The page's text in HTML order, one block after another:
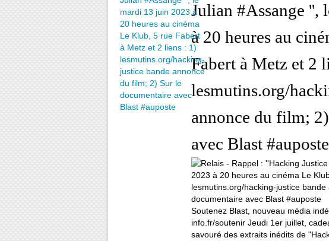
Julian #Assange '',
à 20 heures au
Fabert à Metz et 2
lesmutins.org/
annonce du film;
avec Blast #auposte
Soutenez Blast, nouveau média
info.fr/soutenir Jeudi 1er juillet,
savouré des extraits inédits de